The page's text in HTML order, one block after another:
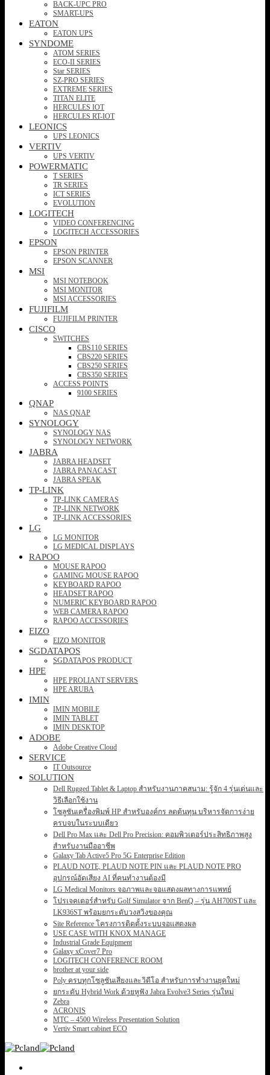
BACK-UPC PRO
SMART-UPS
EATON
EATON UPS
SYNDOME
ATOM SERIES
ECO-II SERIES
Star SERIES
SZ-PRO SERIES
EXTREME SERIES
TITAN ELITE
HERCULES IOT
HERCULES RT-IOT
LEONICS
UPS LEONICS
VERTIV
UPS VERTIV
POWERMATIC
T SERIES
TR SERIES
ICT SERIES
EVOLUTION
LOGITECH
VIDEO CONFERENCING
LOGITECH ACCESSORIES
EPSON
EPSON PRINTER
EPSON SCANNER
MSI
MSI NOTEBOOK
MSI MONITOR
MSI ACCESSORIES
FUJIFILM
FUJIFILM PRINTER
CISCO
SWITCHES
CBS110 SERIES
CBS220 SERIES
CBS250 SERIES
CBS350 SERIES
ACCESS POINTS
9100 SERIES
QNAP
NAS QNAP
SYNOLOGY
SYNOLOGY NAS
SYNOLOGY NETWORK
JABRA
JABRA HEADSET
JABRA PANACAST
JABRA SPEAK
TP-LINK
TP-LINK CAMERAS
TP-LINK NETWORK
TP-LINK ACCESSORIES
LG
LG MONITOR
LG MEDICAL DISPLAYS
RAPOO
MOUSE RAPOO
GAMING MOUSE RAPOO
KEYBOARD RAPOO
HEADSET RAPOO
NUMERIC KEYBOARD RAPOO
WEB CAMERA RAPOO
RAPOO ACCESSORIES
EIZO
EIZO MONITOR
SGDATAPOS
SGDATAPOS PRODUCT
HPE
HPE PROLIANT SERVERS
HPE ARUBA
IMIN
IMIN MOBILE
IMIN TABLET
IMIN DESKTOP
ADOBE
Adobe Creative Cloud
SERVICE
IT Outsource
SOLUTION
Dell Rugged Tablet & Laptop สำหรับงานภาคสนาม: รู้จัก 4 รุ่นเด่นและ
วิธีเลือกใช้งาน
โซลูชันเครื่องพิมพ์ HP สำหรับองค์กร ลดต้นทุน บริหารจัดการง่าย
ครบจบในระบบเดียว
Dell Pro Max และ Dell Pro Precision: คอมพิวเตอร์ประสิทธิภาพสูง
สำหรับงานมืออาชีพ
Galaxy Tab Active5 Pro 5G Enterprise Edition
PLAUD NOTE, PLAUD NOTE PIN และ PLAUD NOTE PRO
อุปกรณ์อัดเสียง AI ที่คนทำงานต้องมี
LG Medical Monitors จอภาพและจอแสดงผลทางการแพทย์
โปรเจคเตอร์สำหรับ Golf Simulator จาก BenQ – รุ่น AH700ST และ
LK936ST พร้อมยกระดับวงสวิงของคุณ
Site Reference โครงการติดตั้งระบบจอแสดงผล
USE CASE WITH KNOX MANAGE
Industrial Grade Equipment
Galaxy xCover7 Pro
LOGITECH CONFERENCE ROOM
brother at your side
Poly ครบทุกโซลูชันเสียงและวิดีโอ สำหรับการทำงานยุคใหม่
ยกระดับ Hybrid Work ด้วยหูฟัง Jabra Evolve3 Series รุ่นใหม่
Zebra
ACRONIS
MTC – 4500 Wireless Presentation Solution
Vertiv Smart cabinet ECO